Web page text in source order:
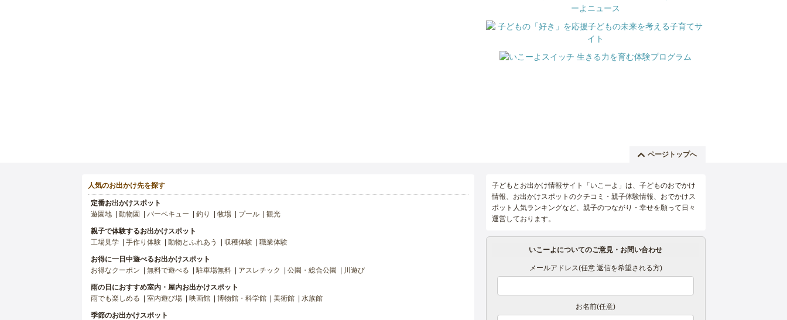
ページトップへ
人気のお出かけ先を探す
定番お出かけスポット
遊園地
動物園 バーベキュー 釣り 牧場 プール 観光
親子で体験するお出かけスポット
工場見学
手作り体験 動物とふれあう 収穫体験 職業体験
お得に一日中遊べるお出かけスポット
お得なクーポン
無料で遊べる 駐車場無料 アスレチック 公園・総合公園 川遊び
雨の日におすすめ室内・屋内お出かけスポット
雨でも楽しめる
室内遊び場 映画館 博物館・科学館 美術館 水族館
季節のお出かけスポット
子どもとお出かけ情報サイト「いこーよ」は、子どものおでかけ
情報、お出かけスポットのクチコミ・親子体験情報、おでかけス
ポット人気ランキングなど、親子のつながり・幸せを願って日々
運営しております。
いこーよについてのご意見・お問い合わせ
メールアドレス(任意 返信を希望される方)
お名前(任意)